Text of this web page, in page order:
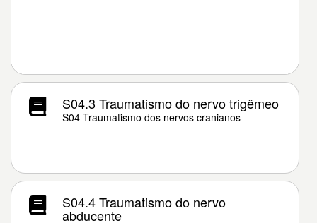
S04.3 Traumatismo do nervo trigêmeo
S04 Traumatismo dos nervos cranianos
S04.4 Traumatismo do nervo
abducente